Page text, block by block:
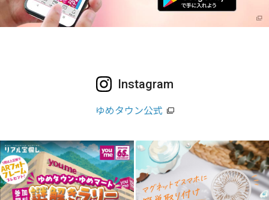
Instagram
ゆめタウン公式